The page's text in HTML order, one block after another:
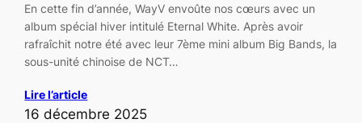
En cette fin d’année, WayV envoûte nos cœurs avec un
album spécial hiver intitulé Eternal White. Après avoir
rafraîchit notre été avec leur 7ème mini album Big Bands, la
sous-unité chinoise de NCT…
Lire l’article
16 décembre 2025